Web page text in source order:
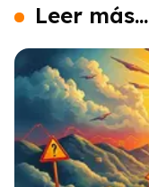
Leer más...